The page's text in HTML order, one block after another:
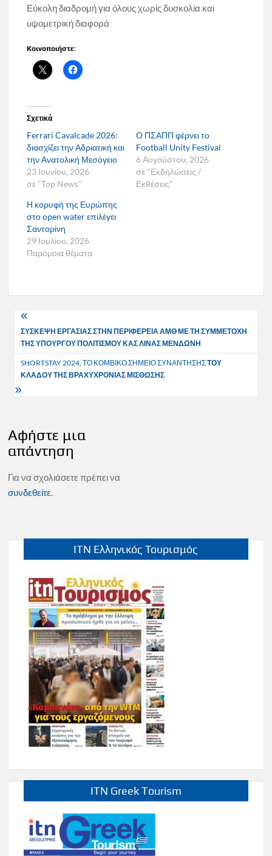
Εύκολη διαδρομή για όλους χωρίς δυσκολία και
υψομετρική διαφορά
Κοινοποιήστε:
Σχετικά
Ferrari Cavalcade 2026:
διασχίζει την Αδριατική και
την Ανατολική Μεσόγειο
23 Ιουνίου, 2026
σε "Top News"
Ο ΠΣΑΠΠ φέρνει το
Football Unity Festival
6 Αυγούστου, 2026
σε "Εκδηλώσεις /
Εκθέσεις"
Η κορυφή της Ευρώπης
στο open water επιλέγει
Σαντορίνη
29 Ιουλίου, 2026
Παρόμοια θέματα
Πλοήγηση
άρθρων
ΣΥΣΚΕΨΗ ΕΡΓΑΣΙΑΣ ΣΤΗΝ ΠΕΡΙΦΕΡΕΙΑ ΑΜΘ ΜΕ ΤΗ ΣΥΜΜΕΤΟΧΗ
ΤΗΣ ΥΠΟΥΡΓΟΥ ΠΟΛΙΤΙΣΜΟΥ ΚΑΣ ΛΙΝΑΣ ΜΕΝΔΩΝΗ
SHORTSTAY 2024, ΤΟ ΚΟΜΒΙΚΟ ΣΗΜΕΙΟ ΣΥΝΑΝΤΗΣΗΣΤΟΥ
ΚΛΑΔΟΥ ΤΗΣ ΒΡΑΧΥΧΡΟΝΙΑΣ ΜΙΣΘΩΣΗΣ
Αφήστε μια
απάντηση
Για να σχολιάσετε πρέπει να
συνδεθείτε.
ITN Ελληνικός Τουρισμός
ITN Greek Tourism